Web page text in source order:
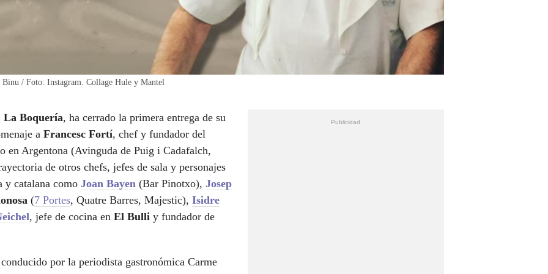
/ Foto: Instagram. Collage Hule y Mantel
La Boquería, ha cerrado la primera entrega de su
a Francesc Fortí, chef y fundador del
en Argentona (Avinguda de Puig i Cadafalch,
de otros chefs, jefes de sala y personajes
y catalana como Joan Bayen (Bar Pinotxo), Josep
(7 Portes, Quatre Barres, Majestic), Isidre
, jefe de cocina en El Bulli y fundador de
por la periodista gastronómica Carme